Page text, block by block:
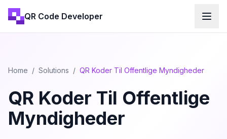
QR Code Developer
Home / Solutions / QR Koder Til Offentlige Myndigheder
QR Koder Til Offentlige
Myndigheder